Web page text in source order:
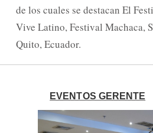
de los cuales se destacan El
Vive Latino, Festival Machaca,
Quito, Ecuador.
EVENTOS GERENTE